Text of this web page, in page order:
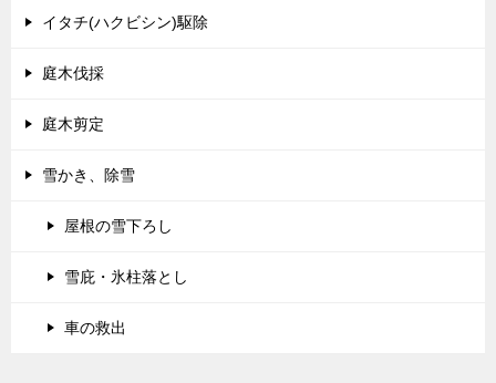
イタチ(ハクビシン)駆除
庭木伐採
庭木剪定
雪かき、除雪
屋根の雪下ろし
雪庇・氷柱落とし
車の救出